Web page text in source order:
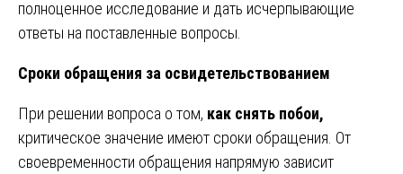
полноценное исследование и дать исчерпывающие
ответы на поставленные вопросы.
Сроки обращения за освидетельствованием
При решении вопроса о том, как снять побои,
критическое значение имеют сроки обращения. От
своевременности обращения напрямую зависит